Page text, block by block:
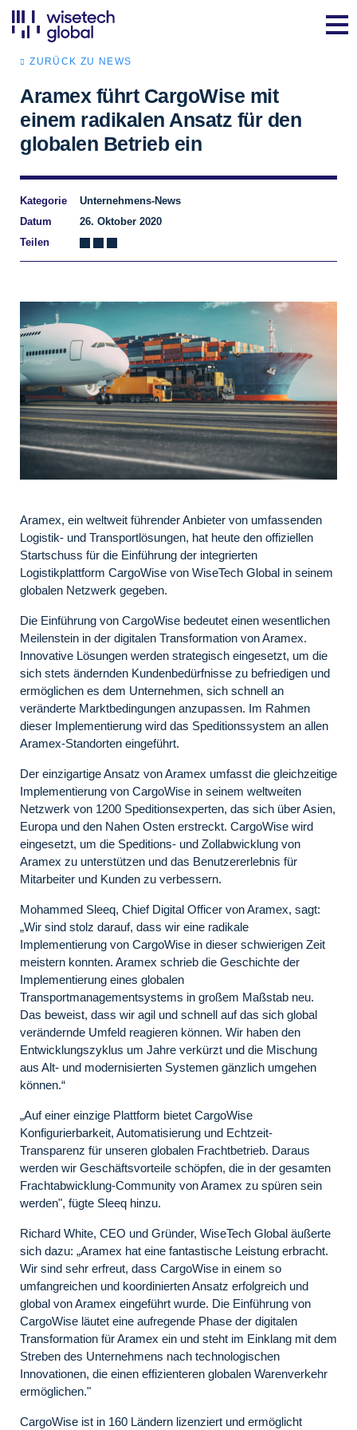
ZURÜCK ZU NEWS
Aramex führt CargoWise mit
einem radikalen Ansatz für den
globalen Betrieb ein
Kategorie
Unternehmens-News
Datum
26. Oktober 2020
Teilen
Aramex, ein weltweit führender Anbieter von umfassenden
Logistik- und Transportlösungen, hat heute den offiziellen
Startschuss für die Einführung der integrierten
Logistikplattform CargoWise von WiseTech Global in seinem
globalen Netzwerk gegeben.
Die Einführung von CargoWise bedeutet einen wesentlichen
Meilenstein in der digitalen Transformation von Aramex.
Innovative Lösungen werden strategisch eingesetzt, um die
sich stets ändernden Kundenbedürfnisse zu befriedigen und
ermöglichen es dem Unternehmen, sich schnell an
veränderte Marktbedingungen anzupassen. Im Rahmen
dieser Implementierung wird das Speditionssystem an allen
Aramex-Standorten eingeführt.
Der einzigartige Ansatz von Aramex umfasst die gleichzeitige
Implementierung von CargoWise in seinem weltweiten
Netzwerk von 1200 Speditionsexperten, das sich über Asien,
Europa und den Nahen Osten erstreckt. CargoWise wird
eingesetzt, um die Speditions- und Zollabwicklung von
Aramex zu unterstützen und das Benutzererlebnis für
Mitarbeiter und Kunden zu verbessern.
Mohammed Sleeq, Chief Digital Officer von Aramex, sagt:
„Wir sind stolz darauf, dass wir eine radikale
Implementierung von CargoWise in dieser schwierigen Zeit
meistern konnten. Aramex schrieb die Geschichte der
Implementierung eines globalen
Transportmanagementsystems in großem Maßstab neu.
Das beweist, dass wir agil und schnell auf das sich global
verändernde Umfeld reagieren können. Wir haben den
Entwicklungszyklus um Jahre verkürzt und die Mischung
aus Alt- und modernisierten Systemen gänzlich umgehen
können.“
„Auf einer einzige Plattform bietet CargoWise
Konfigurierbarkeit, Automatisierung und Echtzeit-
Transparenz für unseren globalen Frachtbetrieb. Daraus
werden wir Geschäftsvorteile schöpfen, die in der gesamten
Frachtabwicklung-Community von Aramex zu spüren sein
werden", fügte Sleeq hinzu.
Richard White, CEO und Gründer, WiseTech Global äußerte
sich dazu: „Aramex hat eine fantastische Leistung erbracht.
Wir sind sehr erfreut, dass CargoWise in einem so
umfangreichen und koordinierten Ansatz erfolgreich und
global von Aramex eingeführt wurde. Die Einführung von
CargoWise läutet eine aufregende Phase der digitalen
Transformation für Aramex ein und steht im Einklang mit dem
Streben des Unternehmens nach technologischen
Innovationen, die einen effizienteren globalen Warenverkehr
ermöglichen."
CargoWise ist in 160 Ländern lizenziert und ermöglicht